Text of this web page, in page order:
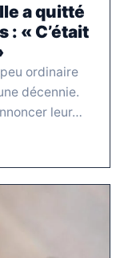
a quitté
: « C’était
ordinaire
décennie.
leur…